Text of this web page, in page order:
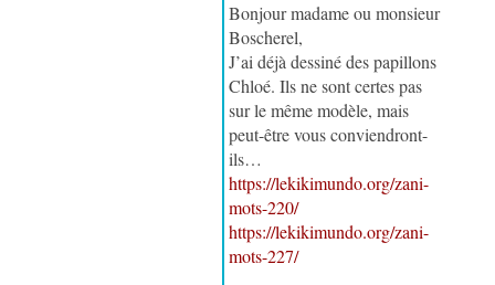
Bonjour madame ou monsieur
Boscherel,
J’ai déjà dessiné des papillons
Chloé. Ils ne sont certes pas
sur le même modèle, mais
peut-être vous conviendront-
ils…
https://lekikimundo.org/zani-
mots-220/
https://lekikimundo.org/zani-
mots-227/